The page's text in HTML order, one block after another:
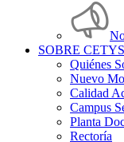
SOBRE CETYS
Quiénes
Nuevo
Calidad
Campus
Planta
Rectoría